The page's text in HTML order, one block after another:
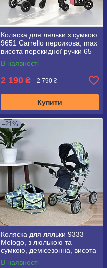
Коляска для ляльки з сумкою
9651 Carrello персикова, max
висота перекидної ручки 65
см
В наявності
2 190 ₴ 2 790 ₴
Купити
–21%
Коляска для ляльки 9333
Melogo, з люлькою та
сумкою, демісезонна, висота
ручки 71 см
В наявності